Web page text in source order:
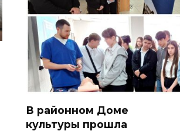
В районном Доме
культуры прошла